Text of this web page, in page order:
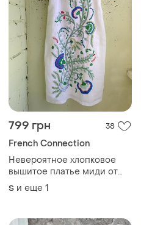
799 грн 38
French Connection
Невероятное хлопковое
вышитое платье миди от
бренда french connection
сарафан вышивка
S и еще 1